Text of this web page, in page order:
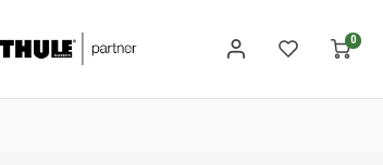
0